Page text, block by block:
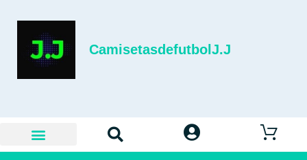
CamisetasdefutbolJ.J